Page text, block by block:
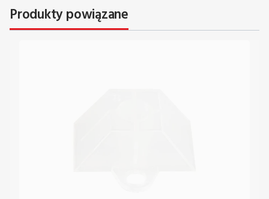
Produkty powiązane